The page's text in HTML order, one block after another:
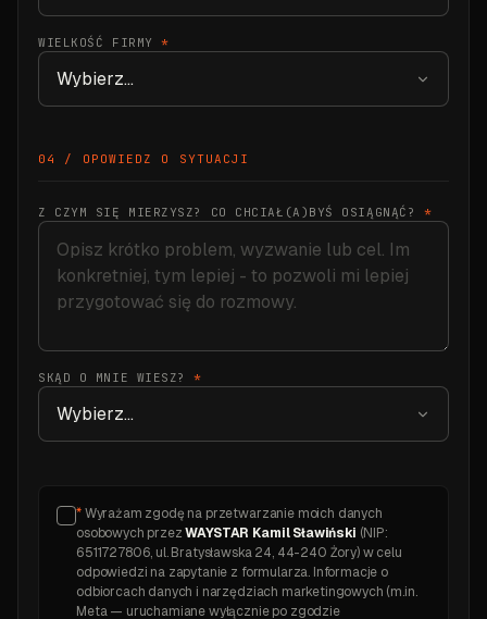
WIELKOŚĆ FIRMY*
04 / OPOWIEDZ O SYTUACJI
Z CZYM SIĘ MIERZYSZ? CO CHCIAŁ(A)BYŚ OSIĄGNĄĆ? *
SKĄD O MNIE WIESZ?*
*Wyrażam zgodę na przetwarzanie moich danych
osobowych przezWAYSTAR Kamil Sławiński (NIP:
6511727806, ul. Bratysławska 24, 44-240 Żory) w celu
odpowiedzi na zapytanie z formularza. Informacje o
odbiorcach danych i narzędziach marketingowych (m.in.
Meta — uruchamiane wyłącznie po zgodzie